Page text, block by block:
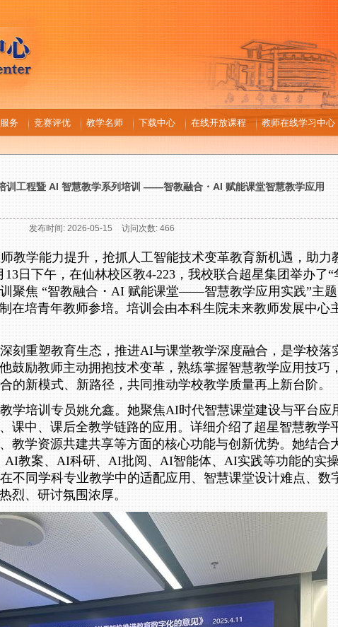
务 竞赛评优 教学名师 下载中心 在线开放课程 教师在线学习中心
训工程暨 AI 智慧教学系列培训 ——智教融合・AI 赋能课堂智慧教学应用
发布时间: 2026-05-15 访问次数: 466
教学能力提升，抢抓人工智能技术变革教育新机遇，助力
13日下午，在仙林校区教4-223 ，我校联合超星集团举办了“
聚焦 “智教融合 ・ AI 赋能课堂——智慧教学应用实践”主题
在培青年教师参培。培训 会由本科生院未来教师发展中心
刻重塑教育生态，推进AI与课堂教学深度融合，是学校落
鼓励教师主动拥抱技术变革，熟练掌握智慧教学应用技巧 ，
的新模式、新路径，共同推动学校教学质量再上新台阶。
学培训专员姚允鑫。她聚焦AI时代智慧课堂建设与平台应
课中、课后全教学链路的应用 。 详细介绍了超星智慧教学
教学资源共建共享等方面的核心功能与创新优势。 她结合
AI教案、AI科研、AI批阅、AI智能体、AI实践等功能的实
不同学科专业教学中的适配应用、智慧课堂设计难点、数
烈、研讨氛围浓厚。